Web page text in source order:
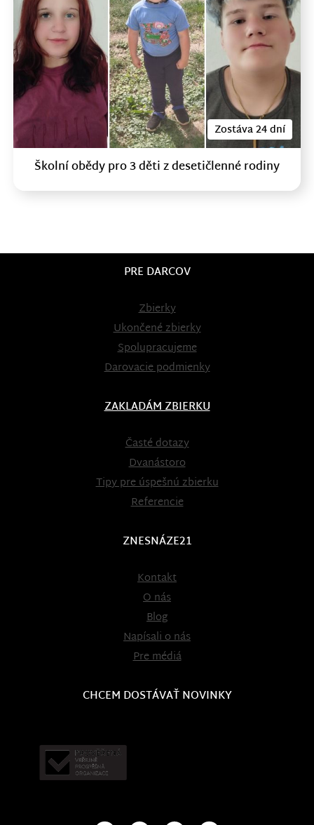
Zostáva 24 dní
Školní obědy pro 3 děti z desetičlenné rodiny
PRE DARCOV
Zbierky
Ukončené zbierky
Spolupracujeme
Darovacie podmienky
ZAKLADÁM ZBIERKU
Časté dotazy
Dvanástoro
Tipy pre úspešnú zbierku
Referencie
ZNESNÁZE21
Kontakt
O nás
Blog
Napísali o nás
Pre médiá
CHCEM DOSTÁVAŤ NOVINKY